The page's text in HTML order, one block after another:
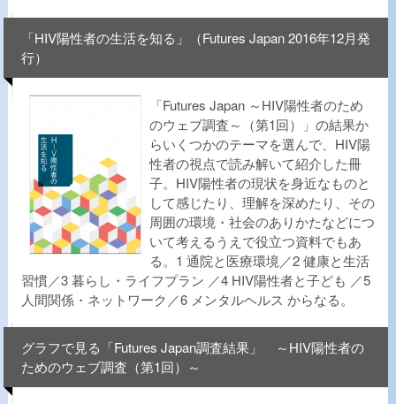
「HIV陽性者の生活を知る」（Futures Japan 2016年12月発
行）
「Futures Japan ～HIV陽性者のため
のウェブ調査～（第1回）」の結果か
らいくつかのテーマを選んで、HIV陽
性者の視点で読み解いて紹介した冊
子。HIV陽性者の現状を身近なものと
して感じたり、理解を深めたり、その
周囲の環境・社会のありかたなどにつ
いて考えるうえで役立つ資料でもあ
る。1 通院と医療環境／2 健康と生活
習慣／3 暮らし・ライフプラン ／4 HIV陽性者と子ども ／5
人間関係・ネットワーク／6 メンタルヘルス からなる。
グラフで見る「Futures Japan調査結果」 ～HIV陽性者の
ためのウェブ調査（第1回）～